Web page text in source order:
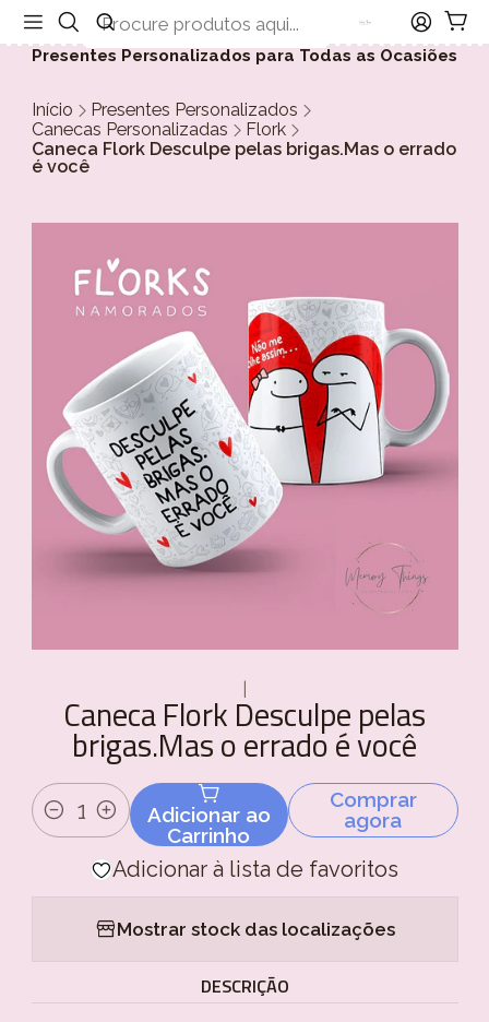
Presentes Personalizados para Todas as Ocasiões
Início
Presentes Personalizados
Canecas Personalizadas
Flork
Caneca Flork Desculpe pelas brigas.Mas o errado
é você
Caneca Flork Desculpe pelas
brigas.Mas o errado é você
Quantidade
Adicionar ao
Carrinho
Comprar
agora
Adicionar à lista de favoritos
Mostrar stock das localizações
DESCRIÇÃO